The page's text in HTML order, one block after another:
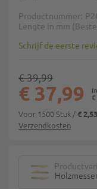
Productnummer
Lengte in mm
Schrijf de eerste
Verzendkosten
€
€ 37,99
€ 39,99
Voor 1500 Stuk /€ 2,53